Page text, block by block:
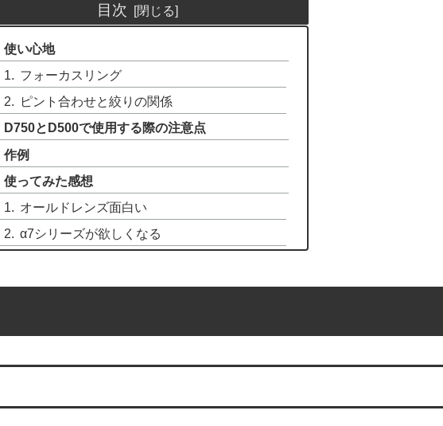
目次
使い心地
フォーカスリング
ピント合わせと絞りの関係
D750とD500で使用する際の注意点
作例
使ってみた感想
オールドレンズ面白い
α7シリーズが欲しくなる